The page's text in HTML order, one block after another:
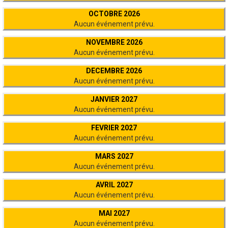
OCTOBRE 2026
Aucun événement prévu.
NOVEMBRE 2026
Aucun événement prévu.
DECEMBRE 2026
Aucun événement prévu.
JANVIER 2027
Aucun événement prévu.
FEVRIER 2027
Aucun événement prévu.
MARS 2027
Aucun événement prévu.
AVRIL 2027
Aucun événement prévu.
MAI 2027
Aucun événement prévu.